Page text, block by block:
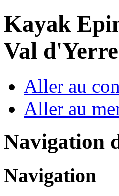
Kayak
Val
Aller au
Aller au
Navigation
Navigation